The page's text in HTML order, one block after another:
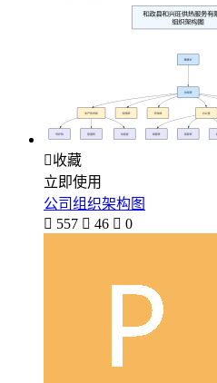
收藏
立即使用
公司组织架构图
 557  46  0